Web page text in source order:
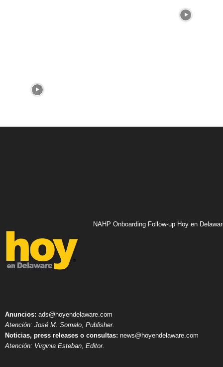
NAHP Onboarding Follow-up Hoy en
Anuncios: ads@hoyendelaware.com
Atención: José M. Somalo, Publisher.
Noticias, press releases o consultas: news@hoyendelaware.com
Atención: Virginia Esteban, Editor.